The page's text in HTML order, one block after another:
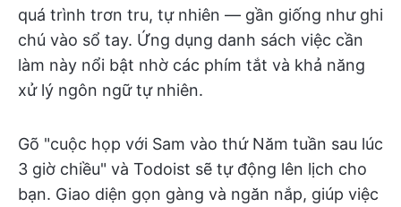
quá trình trơn tru, tự nhiên — gần giống như ghi
chú vào sổ tay. Ứng dụng danh sách việc cần
làm này nổi bật nhờ các phím tắt và khả năng
xử lý ngôn ngữ tự nhiên.
Gõ "cuộc họp với Sam vào thứ Năm tuần sau lúc
3 giờ chiều" và Todoist sẽ tự động lên lịch cho
bạn. Giao diện gọn gàng và ngăn nắp, giúp việc